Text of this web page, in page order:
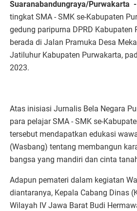
Suaranabandungraya/Purwakarta -
tingkat SMA - SMK se-Kabupaten
gedung paripurna DPRD Kabupaten
berada di Jalan Pramuka Desa
Jatiluhur Kabupaten Purwakarta,
2023.
Atas inisiasi Jurnalis Bela Negara
para pelajar SMA - SMK se-
tersebut mendapatkan edukasi
(Wasbang) tentang membangun
bangsa yang mandiri dan cinta
Adapun pemateri dalam kegiatan
diantaranya, Kepala Cabang Dinas
Wilayah IV Jawa Barat Budi